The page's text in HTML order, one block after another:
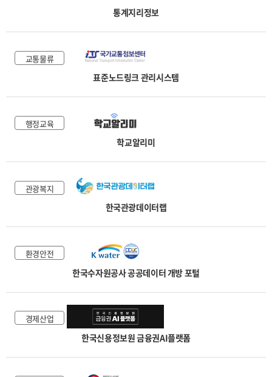
통계지리정보
교통물류
표준노드링크 관리시스템
행정교육
학교알리미
관광복지
한국관광데이터랩
환경안전
한국수자원공사 공공데이터 개방 포털
경제산업
한국신용정보원 금융권AI플랫폼